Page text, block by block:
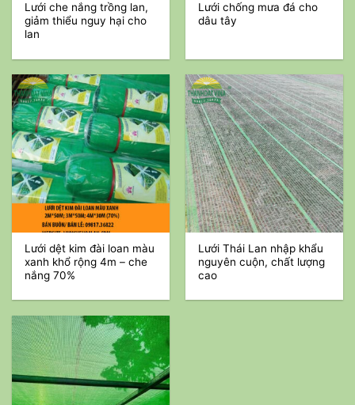
Lưới che nắng trồng lan,
giảm thiểu nguy hại cho
lan
Lưới chống mưa đá cho
dâu tây
Lưới dệt kim đài loan màu
xanh khổ rộng 4m – che
nắng 70%
Lưới Thái Lan nhập khẩu
nguyên cuộn, chất lượng
cao